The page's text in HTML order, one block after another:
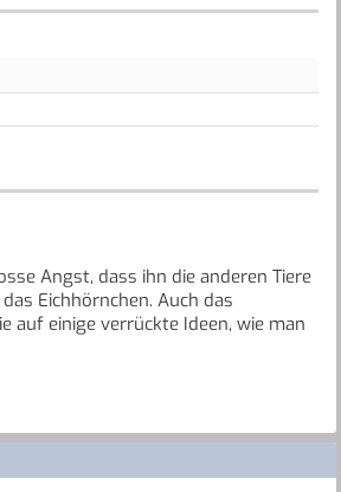
Angst, dass ihn die anderen Tiere
Eichhörnchen. Auch das
auf einige verrückte Ideen, wie man
und versichern ihm, dass
dass man andere so akzeptieren